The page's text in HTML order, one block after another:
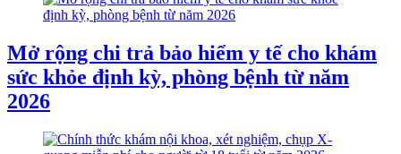
Mở rộng chi trả bảo hiểm y tế cho khám
sức khỏe định kỳ, phòng bệnh từ năm
2026